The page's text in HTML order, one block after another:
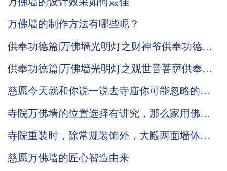
万佛墙的制作方法有哪些呢？
供奉功德篇|万佛墙光明灯之财神爷供奉功德意
供奉功德篇|万佛墙光明灯之观世音菩萨供奉的
慈愿今天就和你说一说去寺庙你可能忽略的小
寺院万佛墙的位置选择有讲究，那么家用佛龛
寺院重装时，除常规装饰外，大殿两面墙体的
慈愿万佛墙的匠心智造由来